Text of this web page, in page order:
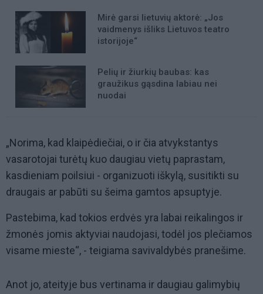
Mirė garsi lietuvių aktorė: „Jos
vaidmenys išliks Lietuvos teatro
istorijoje“
Pelių ir žiurkių baubas: kas
graužikus gąsdina labiau nei
nuodai
„Norima, kad klaipėdiečiai, o ir čia atvykstantys
vasarotojai turėtų kuo daugiau vietų paprastam,
kasdieniam poilsiui - organizuoti iškylą, susitikti su
draugais ar pabūti su šeima gamtos apsuptyje.
Pastebima, kad tokios erdvės yra labai reikalingos ir
žmonės jomis aktyviai naudojasi, todėl jos plečiamos
visame mieste“, - teigiama savivaldybės pranešime.
Anot jo, ateityje bus vertinama ir daugiau galimybių